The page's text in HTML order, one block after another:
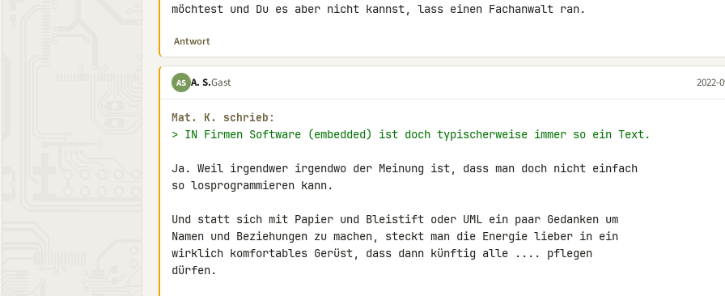
möchtest und Du es aber nicht kannst, lass einen Fachanwalt ran.
Antwort
AS A. S.Gast 2022-
Mat. K. schrieb:
> IN Firmen Software (embedded) ist doch typischerweise immer so ein Text.
Ja. Weil irgendwer irgendwo der Meinung ist, dass man doch nicht einfach
so losprogrammieren kann.
Und statt sich mit Papier und Bleistift oder UML ein paar Gedanken um
Namen und Beziehungen zu machen, steckt man die Energie lieber in ein
wirklich komfortables Gerüst, dass dann künftig alle .... pflegen
dürfen.